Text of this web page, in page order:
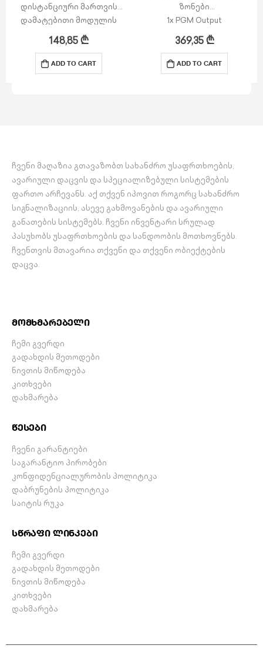
დისტანციური მართვის
დამატებითი მოდულის
მხარდაჭერა
კლავიატურის ზონა
კლავიატურის დალუქვის
(Tamper) სენსორი
(Bypass)…
148,85₾
ADD TO CART
ზონები
1x PGM Output
10× სამომხმარებლო კოდი
ორი სხვადასხვა
მონიტორინგის
მხარდაჭერა (Ademco
369,35₾
ADD TO CART
ჩვენი მაღაზია გთავაზობთ სახანძრო უსაფრთხოების,
ავარიული დაცვის და სპეციალიზებული სისტემების
ფართო არჩევანს. აქ თქვენ იპოვით როგორც სახანძრო
სიგნალიზაციის, ასევე გახმოვანების და ავარიული
განათების სისტემებს. ჩვენი ინვენტარი სრულად
პასუხობს უსაფრთხოების და სანდოობის მოთხოვნებს.
ჩვენთვის მთავარია თქვენი და თქვენი ობიექტების
დაცვა.
მომხმარებელი
ჩემი გვერდი
გადახდის მეთოდები
ნივთის მიწოდება
კითხვები
დახმარება
წესები
ჩვენი გარანტიები
საგარანტიო პირობები
კონფიდენციალურობის პოლიტიკა
დაბრუნების პოლიტიკა
საიტის რუკა
სწრაფი ლინკები
ჩემი გვერდი
გადახდის მეთოდები
ნივთის მიწოდება
კითხვები
დახმარება